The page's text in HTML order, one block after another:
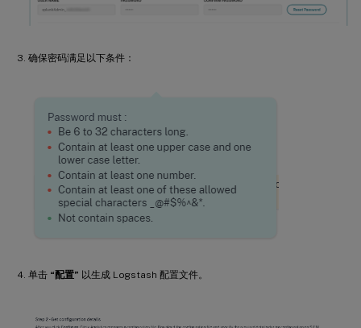
确保密码满足以下条件：
单击 “配置” 以生成 Logstash 配置文件。